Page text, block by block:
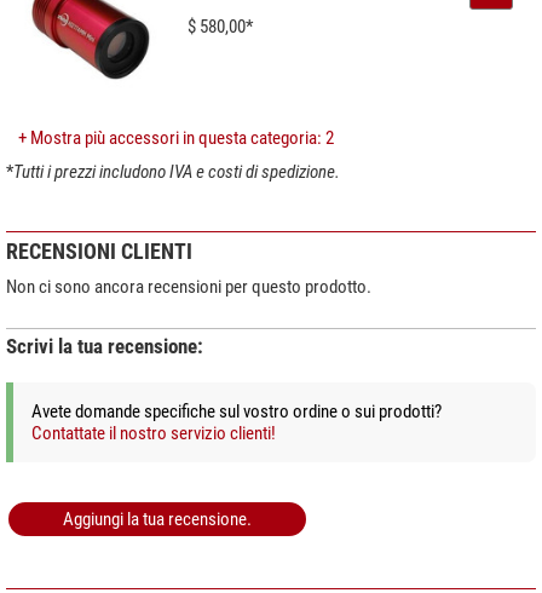
$ 580,00*
+ Mostra più accessori in questa categoria: 2
*Tutti i prezzi includono IVA e costi di spedizione.
RECENSIONI CLIENTI
Non ci sono ancora recensioni per questo prodotto.
Scrivi la tua recensione:
Avete domande specifiche sul vostro ordine o sui prodotti?
Contattate il nostro servizio clienti!
Aggiungi la tua recensione.